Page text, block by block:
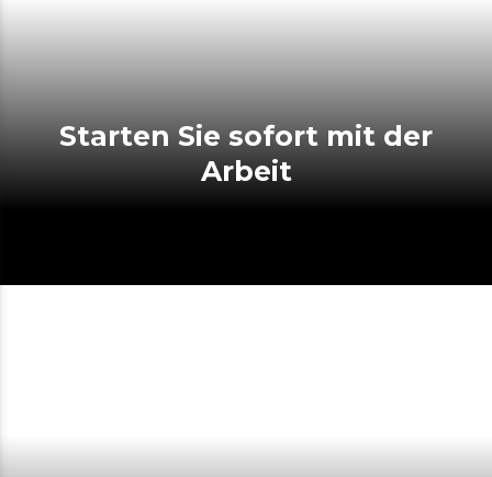
Starten Sie sofort mit der
Arbeit